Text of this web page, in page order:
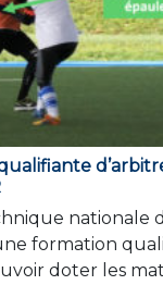
nationale
formation
doter les